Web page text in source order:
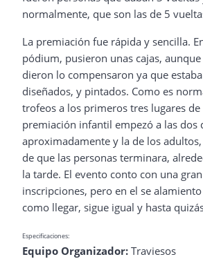
normalmente, que son las de 5
La premiación fue rápida y sencilla.
pódium, pusieron unas cajas,
dieron lo compensaron ya que
diseñados, y pintados. Como es
trofeos a los primeros tres lugares de
premiación infantil empezó a las dos
aproximadamente y la de los
de que las personas terminara,
la tarde. El evento conto con una
inscripciones, pero en el se
como llegar, sigue igual y hasta
Especificaciones:
Equipo Organizador: Traviesos